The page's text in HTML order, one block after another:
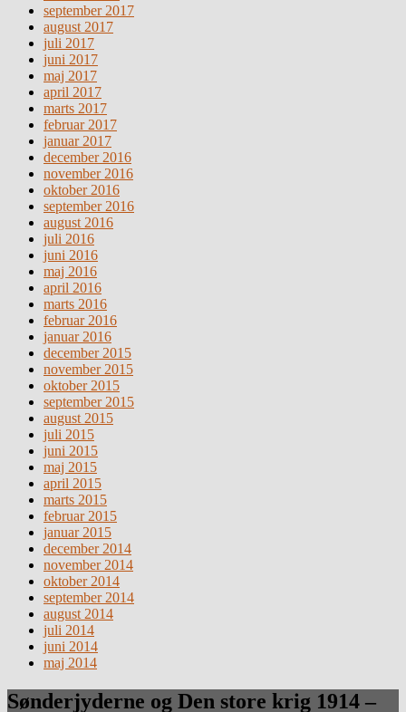
september 2017
august 2017
juli 2017
juni 2017
maj 2017
april 2017
marts 2017
februar 2017
januar 2017
december 2016
november 2016
oktober 2016
september 2016
august 2016
juli 2016
juni 2016
maj 2016
april 2016
marts 2016
februar 2016
januar 2016
december 2015
november 2015
oktober 2015
september 2015
august 2015
juli 2015
juni 2015
maj 2015
april 2015
marts 2015
februar 2015
januar 2015
december 2014
november 2014
oktober 2014
september 2014
august 2014
juli 2014
juni 2014
maj 2014
Sønderjyderne og Den store krig 1914 –